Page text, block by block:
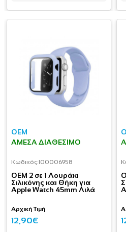
OEM
ΆΜΕΣΑ ΔΙΑΘΈΣΙΜΟ
Κωδικός:I00006958
OEM 2 σε 1 Λουράκι
Σιλικόνης και Θήκη για
Apple Watch 45mm Λιλά
Αρχική Τιμή
12,90€